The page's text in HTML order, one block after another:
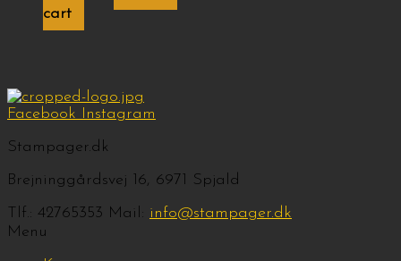
cart
Facebook
Instagram
Stampager.dk
Brejninggårdsvej 16, 6971 Spjald
Tlf.: 42765353 Mail: info@stampager.dk
Menu